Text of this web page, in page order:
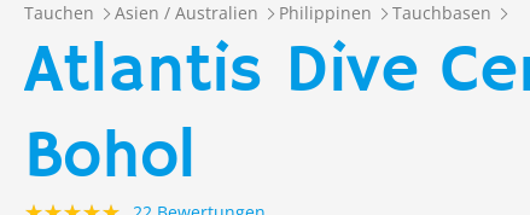
Tauchen Asien / Australien Philippinen Tauchbasen
Atlantis Dive
Bohol